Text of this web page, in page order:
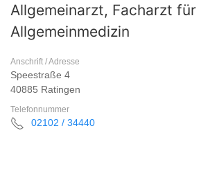
Allgemeinarzt, Facharzt für
Allgemeinmedizin
Anschrift / Adresse
Speestraße 4
40885 Ratingen
Telefonnummer
02102 / 34440